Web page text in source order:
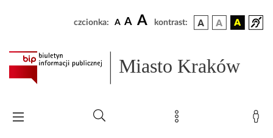
czcionka: A A A kontrast:
Miasto Kraków